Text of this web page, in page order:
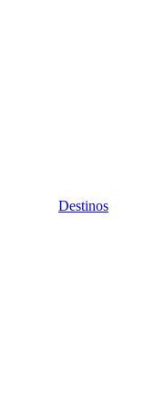
Destinos